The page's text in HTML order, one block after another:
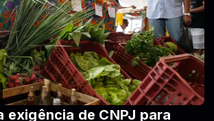
exigência de CNPJ para